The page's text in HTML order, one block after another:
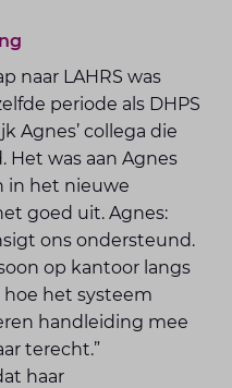
naar LAHRS was
periode als DHPS
Agnes’ collega die
was aan Agnes
in het nieuwe
goed uit. Agnes:
ons ondersteund.
op kantoor langs
het systeem
handleiding mee
terecht.”
haar